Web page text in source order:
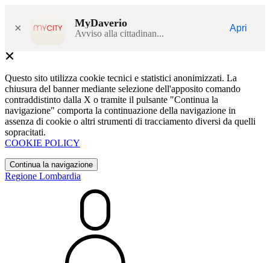
× MyDaverio
Avviso alla cittadinan...
Apri
Questo sito utilizza cookie tecnici e statistici anonimizzati. La
chiusura del banner mediante selezione dell'apposito comando
contraddistinto dalla X o tramite il pulsante "Continua la
navigazione" comporta la continuazione della navigazione in
assenza di cookie o altri strumenti di tracciamento diversi da quelli
sopracitati.
COOKIE POLICY
Continua la navigazione
Regione Lombardia